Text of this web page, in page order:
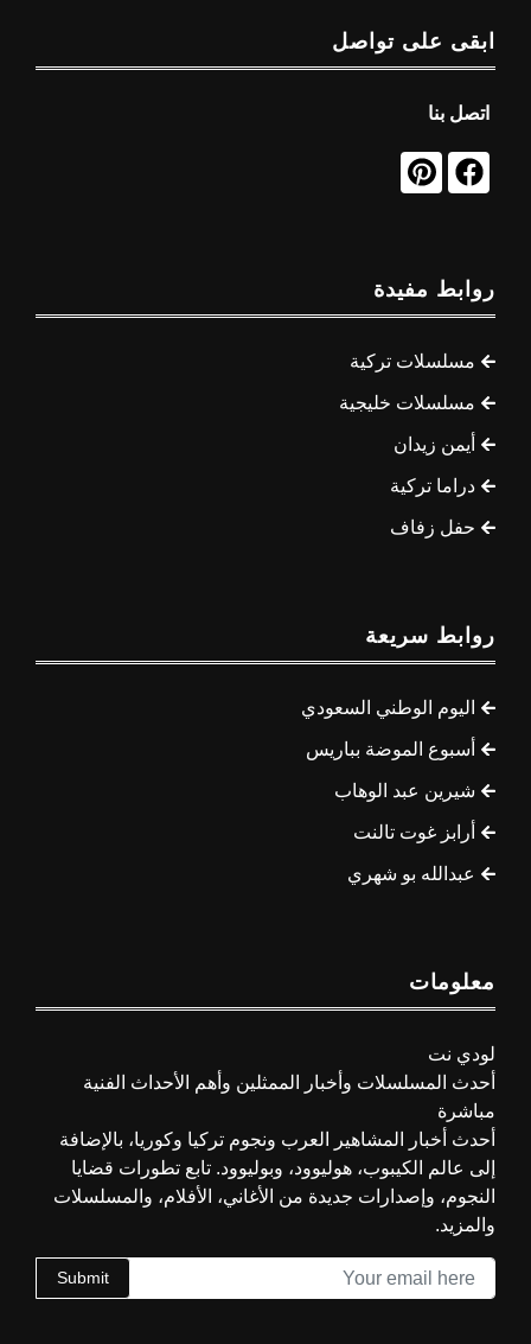
ابقى على تواصل
اتصل بنا
روابط مفيدة
مسلسلات تركية
مسلسلات خليجية
أيمن زيدان
دراما تركية
حفل زفاف
روابط سريعة
اليوم الوطني السعودي
أسبوع الموضة بباريس
شيرين عبد الوهاب
أرابز غوت تالنت
عبدالله بو شهري
معلومات
لودي نت
أحدث المسلسلات وأخبار الممثلين وأهم الأحداث الفنية
مباشرة
أحدث أخبار المشاهير العرب ونجوم تركيا وكوريا، بالإضافة
إلى عالم الكيبوب، هوليوود، وبوليوود. تابع تطورات قضايا
النجوم، وإصدارات جديدة من الأغاني، الأفلام، والمسلسلات
والمزيد.
Submit